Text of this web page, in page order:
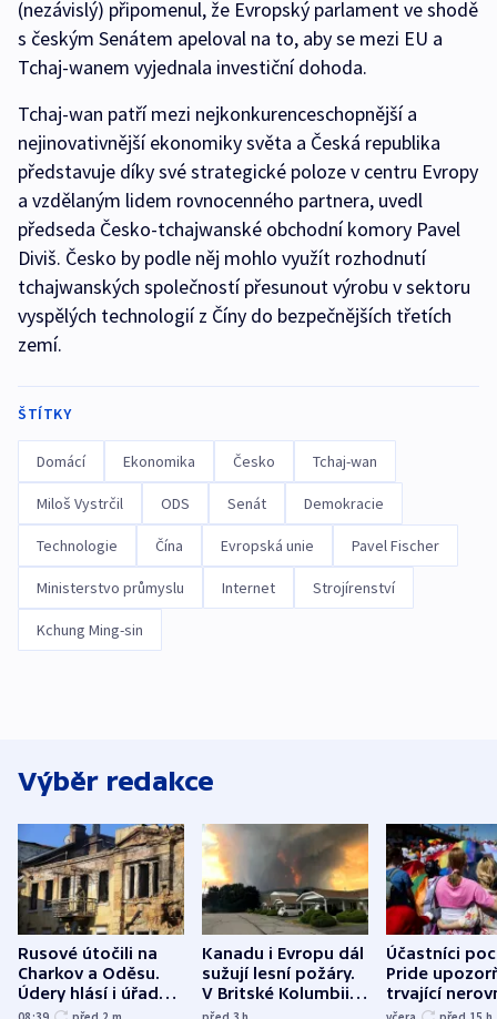
(nezávislý) připomenul, že Evropský parlament ve shodě
s českým Senátem apeloval na to, aby se mezi EU a
Tchaj-wanem vyjednala investiční dohoda.
Tchaj-wan patří mezi nejkonkurenceschopnější a
nejinovativnější ekonomiky světa a Česká republika
představuje díky své strategické poloze v centru Evropy
a vzdělaným lidem rovnocenného partnera, uvedl
předseda Česko-tchajwanské obchodní komory Pavel
Diviš. Česko by podle něj mohlo využít rozhodnutí
tchajwanských společností přesunout výrobu v sektoru
vyspělých technologií z Číny do bezpečnějších třetích
zemí.
ŠTÍTKY
Domácí Ekonomika Česko Tchaj-wan
Miloš Vystrčil ODS Senát Demokracie
Technologie Čína Evropská unie Pavel Fischer
Ministerstvo průmyslu Internet Strojírenství
Kchung Ming-sin
Výběr redakce
Rusové útočili na
Charkov a Oděsu.
Údery hlásí i úřady v
Bělgorodu
Kanadu i Evropu dál
sužují lesní požáry.
V Britské Kolumbii
evakuovali tisíce lidí
Účastníci
Pride
trvající